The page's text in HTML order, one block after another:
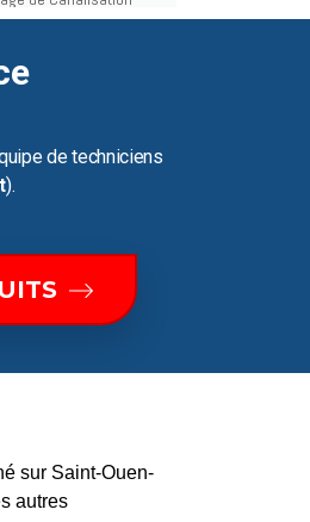
de techniciens
).
sur Saint-Ouen-
autres